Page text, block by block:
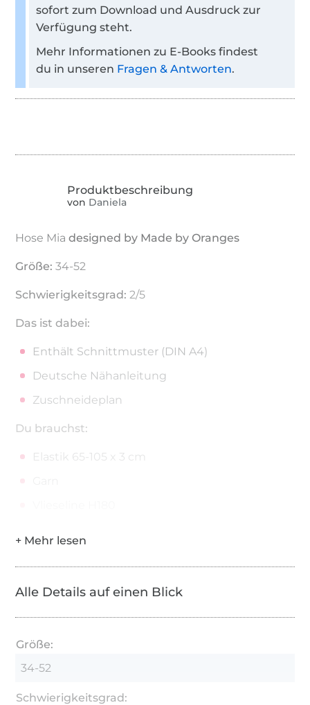
sofort zum Download und Ausdruck zur
Verfügung steht.
Mehr Informationen zu E-Books findest
du in unseren Fragen & Antworten.
von Daniela
Hose Miadesigned by Made by Oranges
Größe: 34-52
Schwierigkeitsgrad: 2/5
Das ist dabei:
Enthält Schnittmuster (DIN A4)
Deutsche Nähanleitung
Zuschneideplan
Du brauchst:
Elastik 65-105 x 3 cm
Alle Details auf einen Blick
Größe:
34-52
Schwierigkeitsgrad: